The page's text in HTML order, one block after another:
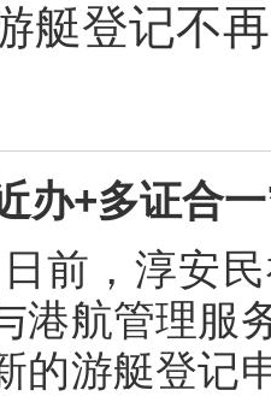
艇登记不
办+多证合
前，淳安
港航管理服
的游艇登记